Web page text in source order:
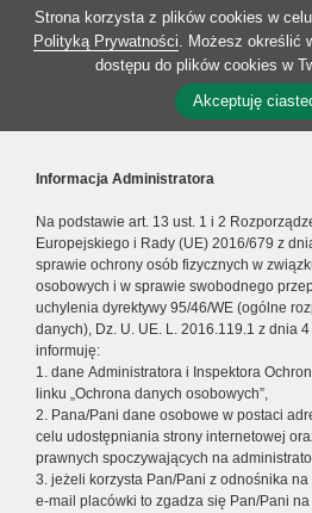
Strona korzysta z plików cookies w
Polityką Prywatności. Możesz określić
dostępu do plików cookies w
Akceptuję
Informacja Administratora
Na podstawie art. 13 ust. 1 i 2
Europejskiego i Rady (UE) 2016/679 z
sprawie ochrony osób fizycznych w
osobowych i w sprawie swobodnego
uchylenia dyrektywy 95/46/WE (ogólne
danych), Dz. U. UE. L. 2016.119.1 z dnia
informuję:
1. dane Administratora i Inspektora
linku „Ochrona danych osobowych”,
2. Pana/Pani dane osobowe w postaci
celu udostępniania strony internetowej
prawnych spoczywających na
3. jeżeli korzysta Pan/Pani z odnośnika
e-mail placówki to zgadza się Pan/Pani